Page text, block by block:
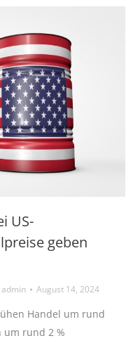
US-
geben
admin August 14, 2024
Handel um rund
um rund 2 %